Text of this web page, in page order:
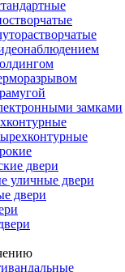
замками
двери
уличные двери
двери